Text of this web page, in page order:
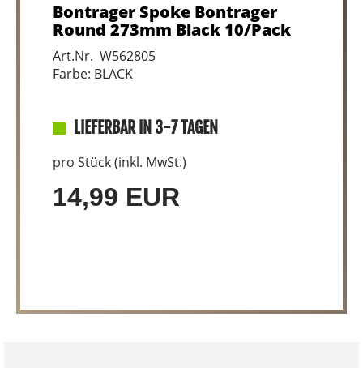
Bontrager Spoke Bontrager
Round 273mm Black 10/Pack
Art.Nr. W562805
Farbe: BLACK
LIEFERBAR IN 3-7 TAGEN
pro Stück (inkl. MwSt.)
14,99 EUR